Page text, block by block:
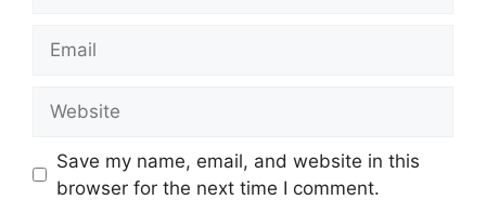
Save my name, email, and website in this
browser for the next time I comment.